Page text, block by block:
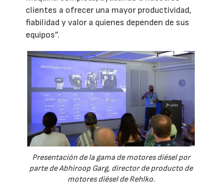
clientes a ofrecer una mayor productividad,
fiabilidad y valor a quienes dependen de sus
equipos”.
Presentación de la gama de motores diésel por
parte de Abhiroop Garg, director de producto de
motores diésel de Rehlko.